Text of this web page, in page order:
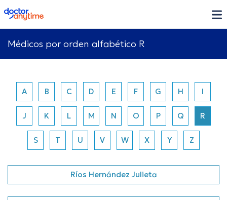
doctoranytime
Médicos por orden alfabético R
A B C D E F G H I
J K L M N O P Q R
S T U V W X Y Z
Ríos Hernández Julieta